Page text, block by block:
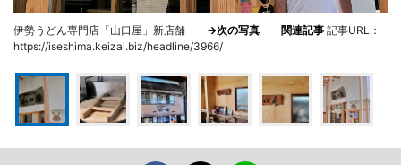
伊勢うどん専門店「山口屋」新店舗 →次の写真 関連記事 記事URL：
https://iseshima.keizai.biz/headline/3966/